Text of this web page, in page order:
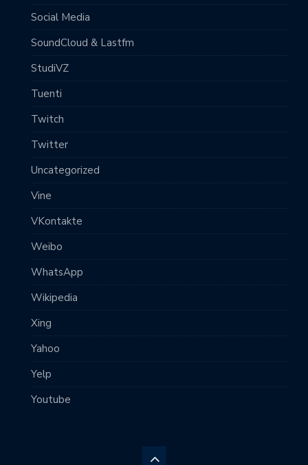
Social Media
SoundCloud & Lastfm
StudiVZ
Tuenti
Twitch
Twitter
Uncategorized
Vine
VKontakte
Weibo
WhatsApp
Wikipedia
Xing
Yahoo
Yelp
Youtube